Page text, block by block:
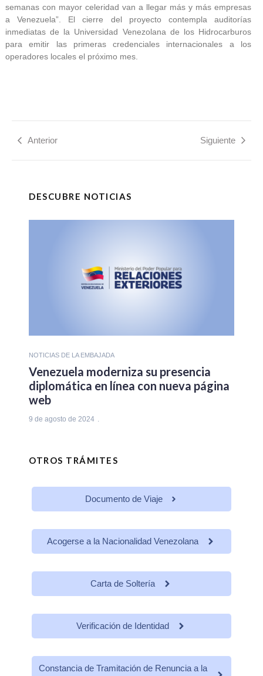
semanas con mayor celeridad van a llegar más y más empresas
a Venezuela”. El cierre del proyecto contempla auditorías
inmediatas de la Universidad Venezolana de los Hidrocarburos
para emitir las primeras credenciales internacionales a los
operadores locales el próximo mes.
Anterior Siguiente
DESCUBRE NOTICIAS
NOTICIAS DE LA EMBAJADA
Venezuela moderniza su presencia
diplomática en línea con nueva página
web
9 de agosto de 2024
OTROS TRÁMITES
Documento de Viaje
Acogerse a la Nacionalidad Venezolana
Carta de Soltería
Verificación de Identidad
Constancia de Tramitación de Renuncia a la